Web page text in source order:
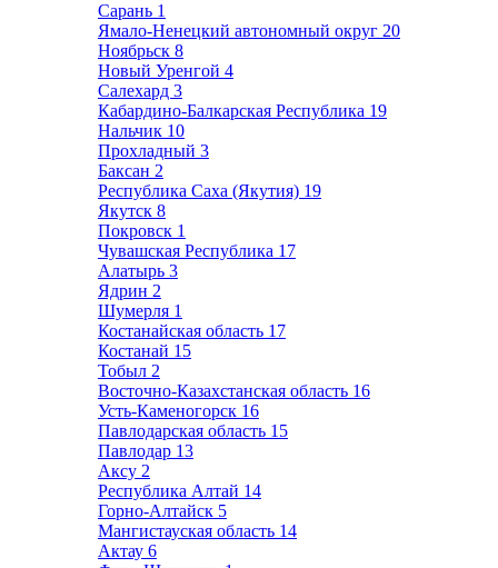
Сарань 1
Ямало-Ненецкий автономный округ 20
Ноябрьск 8
Новый Уренгой 4
Салехард 3
Кабардино-Балкарская Республика 19
Нальчик 10
Прохладный 3
Баксан 2
Республика Саха (Якутия) 19
Якутск 8
Покровск 1
Чувашская Республика 17
Алатырь 3
Ядрин 2
Шумерля 1
Костанайская область 17
Костанай 15
Тобыл 2
Восточно-Казахстанская область 16
Усть-Каменогорск 16
Павлодарская область 15
Павлодар 13
Аксу 2
Республика Алтай 14
Горно-Алтайск 5
Мангистауская область 14
Актау 6